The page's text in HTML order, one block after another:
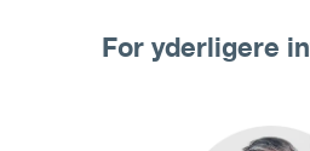
For yderligere